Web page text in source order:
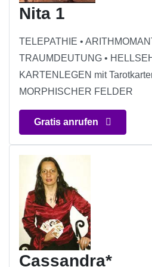
Nita 1
TELEPATHIE •
TRAUMDEUTUNG •
KARTENLEGEN mit
MORPHISCHER FELDER
Gratis anrufen
Cassandra*